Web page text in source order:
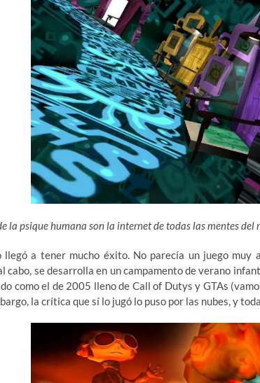
la psique humana son la internet de todas las mentes
llegó a tener mucho éxito. No parecía un juego
cabo, se desarrolla en un campamento de verano
como el de 2005 lleno de Call of Dutys y GTAs
la crítica que sí lo jugó lo puso por las nubes, y